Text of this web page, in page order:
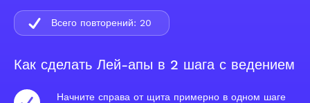
Как сделать Лей-апы в 2 шага с ведением
Начните справа от щита примерно в одном шаге
Всего повторений: 20